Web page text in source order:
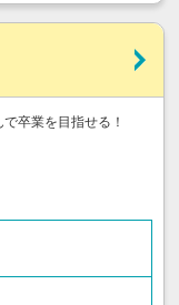
卒業を目指せる！